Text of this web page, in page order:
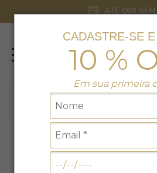
CADASTRE-SE
10 %
Em sua primeira
ATÉ 06X SEM
Início